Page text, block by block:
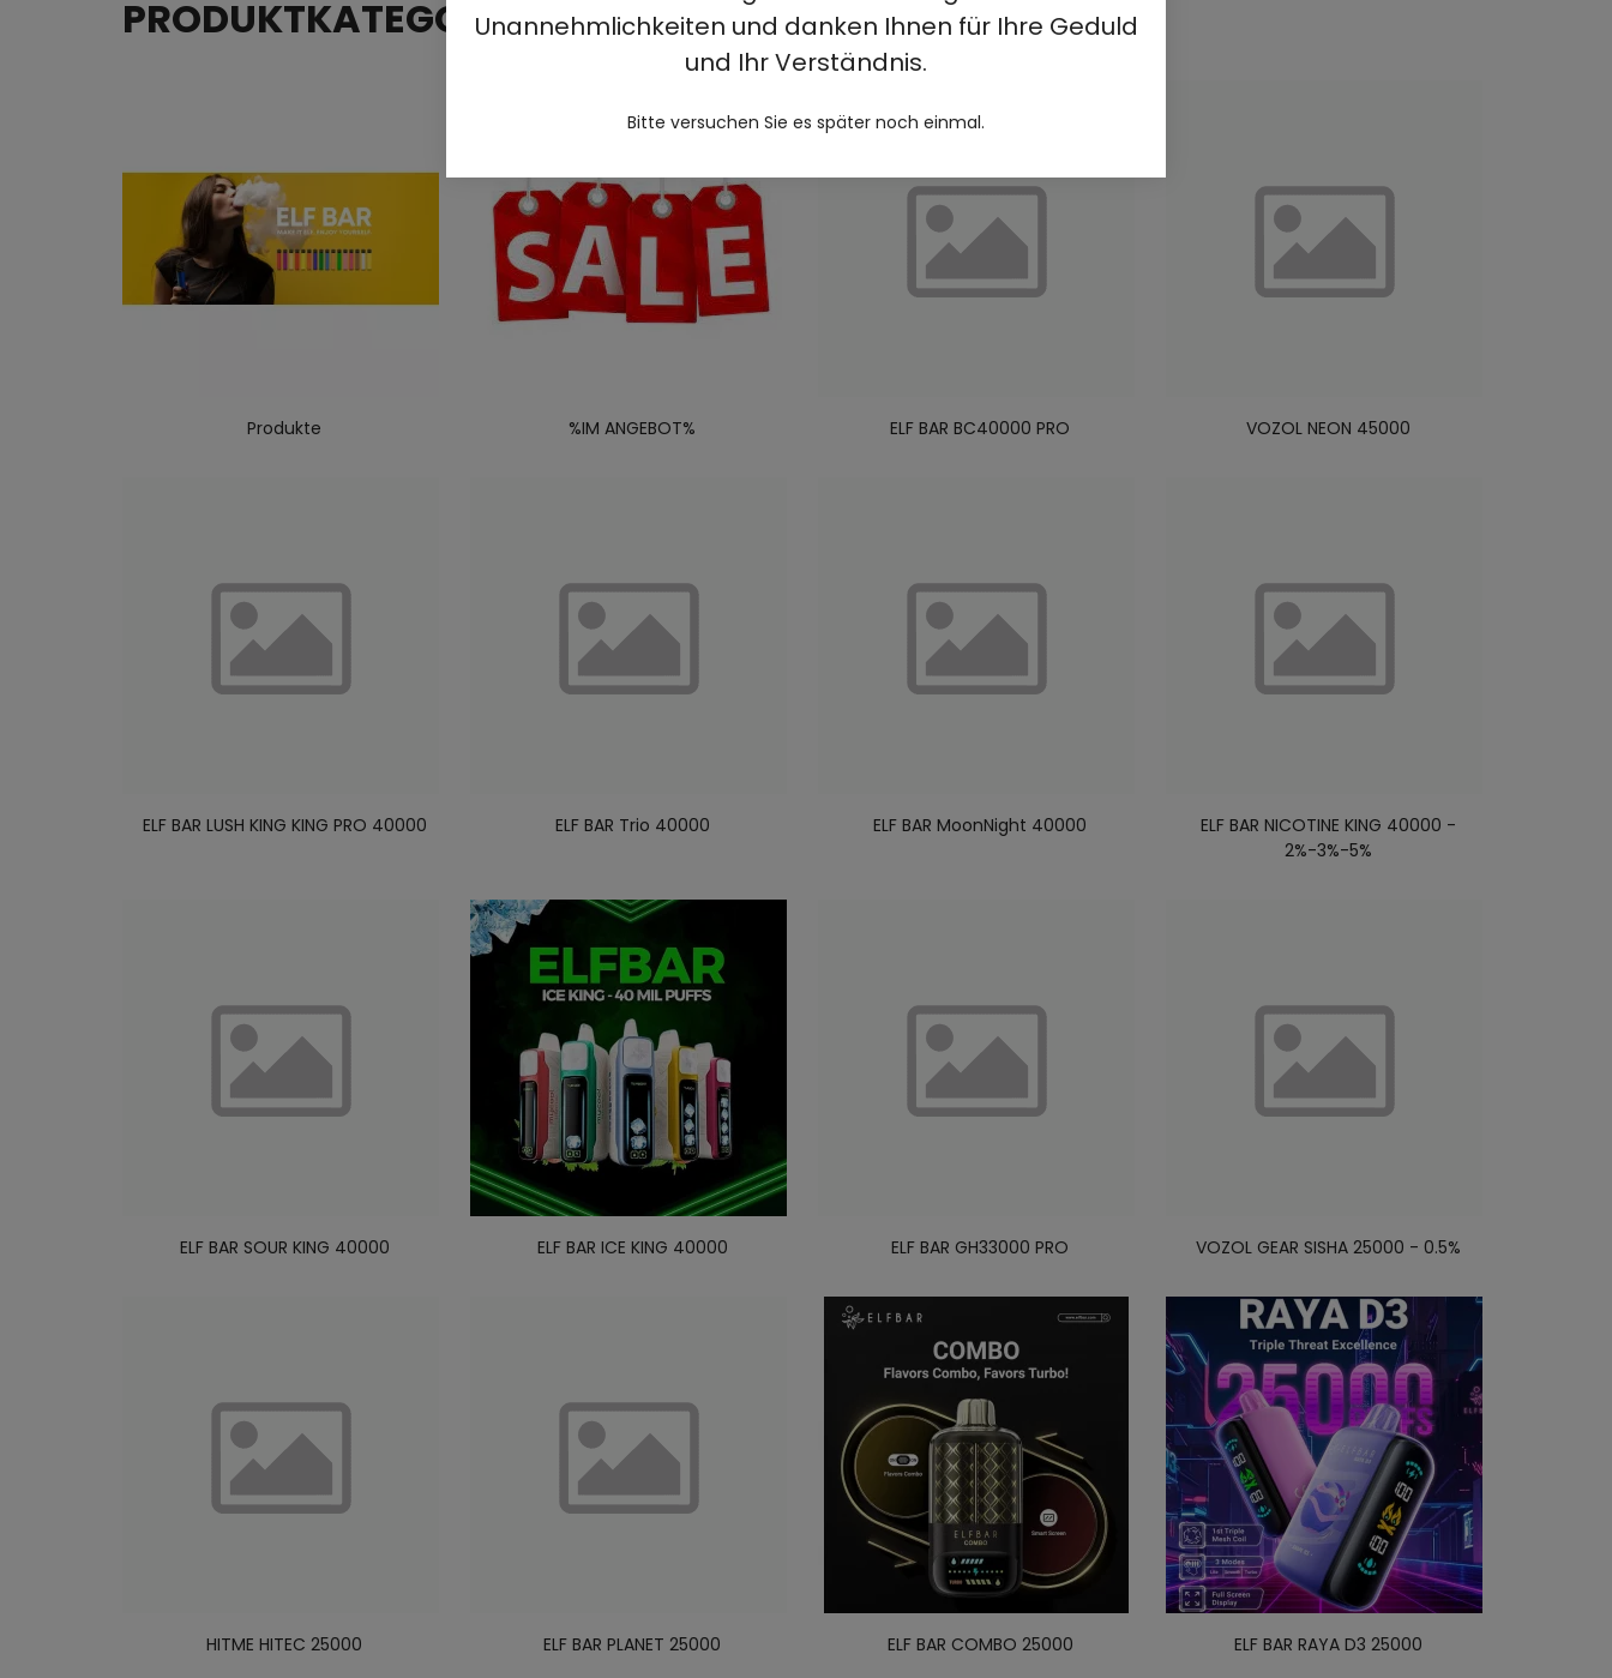
Unannehmlichkeiten und danken Ihnen für Ihre Geduld
und Ihr Verständnis.
Bitte versuchen Sie es später noch einmal.
PRODUKTKATEGORIEN
Produkte %IM ANGEBOT% ELF BAR BC40000 PRO VOZOL NEON 45000
ELF BAR LUSH KING KING PRO 40000 ELF BAR Trio 40000 ELF BAR MoonNight 40000
ELF BAR NICOTINE KING 40000 -
2%-3%-5%
ELF BAR SOUR KING 40000 ELF BAR ICE KING 40000 ELF BAR GH33000 PRO VOZOL GEAR SISHA 25000 - 0.5%
HITME HITEC 25000 ELF BAR PLANET 25000 ELF BAR COMBO 25000 ELF BAR RAYA D3 25000